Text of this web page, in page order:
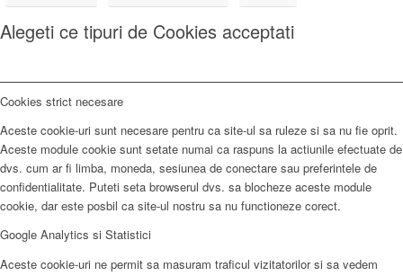
Alegeti ce tipuri de Cookies acceptati
Cookies strict necesare
Aceste cookie-uri sunt necesare pentru ca site-ul sa ruleze si sa nu fie oprit.
Aceste module cookie sunt setate numai ca raspuns la actiunile efectuate de
dvs. cum ar fi limba, moneda, sesiunea de conectare sau preferintele de
confidentialitate. Puteti seta browserul dvs. sa blocheze aceste module
cookie, dar este posbil ca site-ul nostru sa nu functioneze corect.
Google Analytics si Statistici
Aceste cookie-uri ne permit sa masuram traficul vizitatorilor si sa vedem